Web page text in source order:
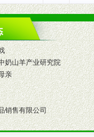
度，保证经销商合作零风险
促销活动来帮助经销商启
商融入公司经营中，充分
安全、高效和准确的后勤
，完善母婴、儿童产品品类
和服务。
言等方式与我公司相关负责
系之后需详细阅读公司有关
奶山羊产业研究院
亲
销售有限公司